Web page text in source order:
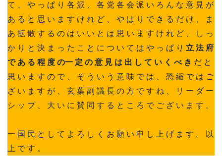
て 、 や っ ぱ り 各 派 、 各 党 各 会 派 い ろ ん な 意 見 が
あ る と 思 い ま す け れ ど 、 や は り で き る だ け 、 ま
あ 拡 散 す る の は い い と は 思 い ま す け れ ど 、 し っ
か り と 決 ま っ た こ と に つ い て は や っ ぱ り 立 法 府
で あ る 程 度 の一 定 の 意 見 は 出 し て い く べ き だ と
思 い ま す の で 、 そ う い う 意 味 で は 、 恐 縮 で は ご
ざ い ま す が 、 玄 葉 副 議 長 の 方 で す ね 、 リ ー ダ ー
シ ッ プ 、 大 い に 賛 同 す る と こ ろ で ご ざ い ま す 。
一 国 民 と し て よ ろ し く お 願 い 申 し 上 げ ま す 。 以
上 で す 。